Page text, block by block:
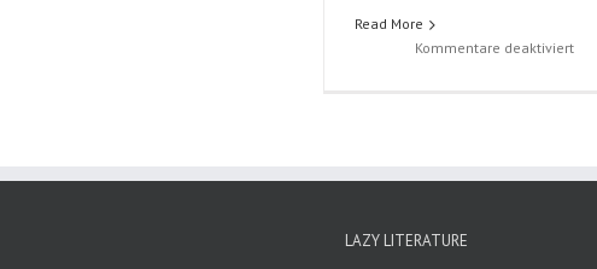
Read More
Kommentare deaktiviertfür
LAZY LITERATURE